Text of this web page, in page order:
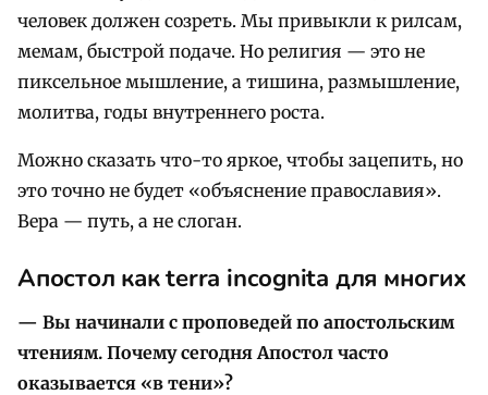
человек должен созреть. Мы привыкли к рилсам,
мемам, быстрой подаче. Но религия — это не
пиксельное мышление, а тишина, размышление,
молитва, годы внутреннего роста.
Можно сказать что-то яркое, чтобы зацепить, но
это точно не будет «объяснение православия».
Вера — путь, а не слоган.
Апостол какterra incognita для многих
— Вы начинали с проповедей по апостольским
чтениям. Почему сегодня Апостол часто
оказывается «в тени»?